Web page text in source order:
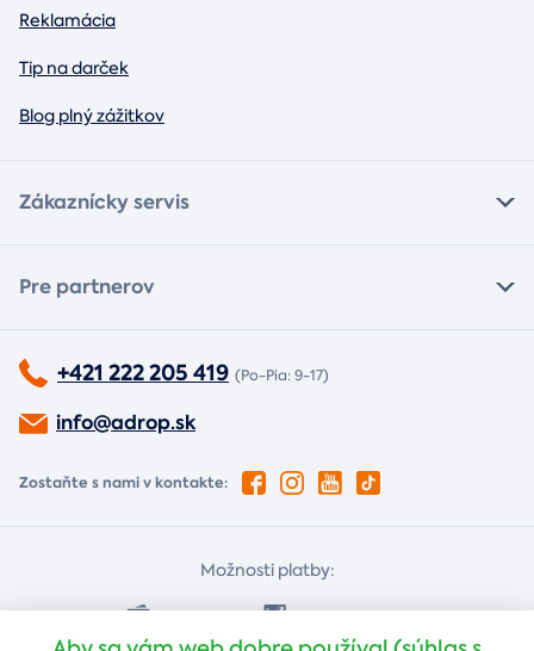
Reklamácia
Tip na darček
Blog plný zážitkov
Zákaznícky servis
Pre partnerov
+421 222 205 419 (Po-Pia: 9-17)
info@adrop.sk
Zostaňte s nami v kontakte:
Možnosti platby: